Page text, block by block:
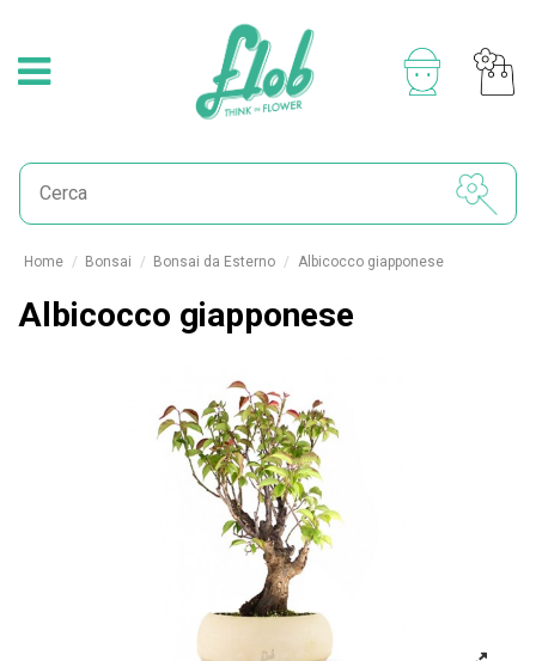
Home Bonsai Bonsai da Esterno Albicocco giapponese
Albicocco giapponese